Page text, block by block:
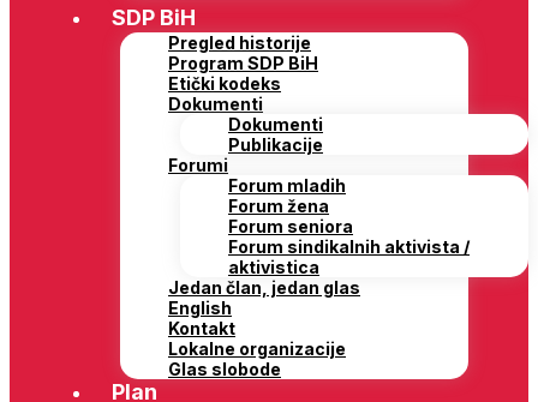
SDP BiH
Pregled historije
Program SDP BiH
Etički kodeks
Dokumenti
Dokumenti
Publikacije
Forumi
Forum mladih
Forum žena
Forum seniora
Forum sindikalnih aktivista /
aktivistica
Jedan član, jedan glas
English
Kontakt
Lokalne organizacije
Glas slobode
Plan